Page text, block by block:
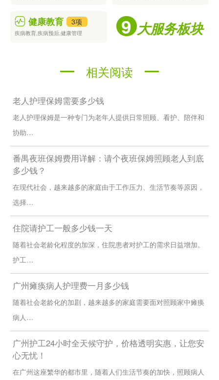
健康教育 3项
疾病教育,疾病预后,健康管理 9 大服务板块
相关阅读
老人护理保姆需要多少钱
老人护理保姆是一种专门为老年人提供日常照顾、看护、陪伴和
协助…
番禺夜班保姆费用详解：请个夜班保姆照顾老人到底
多少钱？
在现代社会，越来越多的家庭由于工作压力、生活节奏等原因，
选择…
住院请护工一般多少钱一天
随着社会老龄化程度的加深，住院患者对护工的需求日益增加。
护工…
广州瘫痪病人护理费一月多少钱
随着社会老龄化的加剧，越来越多的家庭需要面对照顾家中瘫痪
病人…
广州护工24小时全天候守护，价格透明实惠，让您安
心无忧！
在广州这座繁华的都市里，随着人们生活节奏的加快，照顾病人